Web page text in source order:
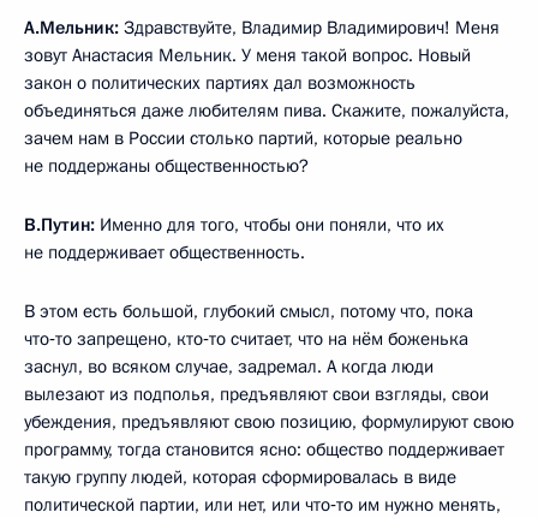
А.Мельник: Здравствуйте, Владимир Владимирович! Меня
зовут Анастасия Мельник. У меня такой вопрос. Новый
закон о политических партиях дал возможность
объединяться даже любителям пива. Скажите, пожалуйста,
зачем нам в России столько партий, которые реально
не поддержаны общественностью?
В.Путин: Именно для того, чтобы они поняли, что их
не поддерживает общественность.
В этом есть большой, глубокий смысл, потому что, пока
что‑то запрещено, кто‑то считает, что на нём боженька
заснул, во всяком случае, задремал. А когда люди
вылезают из подполья, предъявляют свои взгляды, свои
убеждения, предъявляют свою позицию, формулируют свою
программу, тогда становится ясно: общество поддерживает
такую группу людей, которая сформировалась в виде
политической партии, или нет, или что‑то им нужно менять,